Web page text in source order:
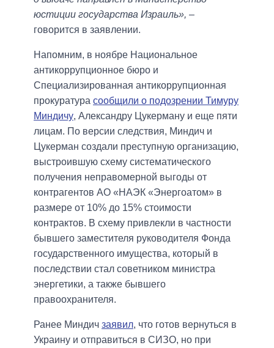
юстиции государства Израиль», –
говорится в заявлении.
Напомним, в ноябре Национальное
антикоррупционное бюро и
Специализированная антикоррупционная
прокуратура сообщили о подозрении Тимуру
Миндичу, Александру Цукерману и еще пяти
лицам. По версии следствия, Миндич и
Цукерман создали преступную организацию,
выстроившую схему систематического
получения неправомерной выгоды от
контрагентов АО «НАЭК «Энергоатом» в
размере от 10% до 15% стоимости
контрактов. В схему привлекли в частности
бывшего заместителя руководителя Фонда
государственного имущества, который в
последствии стал советником министра
энергетики, а также бывшего
правоохранителя.
Ранее Миндич заявил, что готов вернуться в
Украину и отправиться в СИЗО, но при